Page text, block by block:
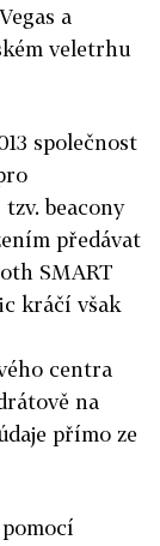
a
veletrhu
společnost
beacony
předávat
SMART
kráčí však
centra
na
přímo ze